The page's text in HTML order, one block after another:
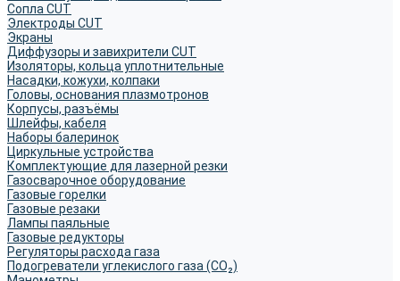
Сопла CUT
Электроды CUT
Экраны
Диффузоры и завихрители CUT
Изоляторы, кольца уплотнительные
Насадки, кожухи, колпаки
Головы, основания плазмотронов
Корпусы, разъёмы
Шлейфы, кабеля
Наборы балеринок
Циркульные устройства
Комплектующие для лазерной резки
Газосварочное оборудование
Газовые горелки
Газовые резаки
Лампы паяльные
Газовые редукторы
Регуляторы расхода газа
Подогреватели углекислого газа (CO₂)